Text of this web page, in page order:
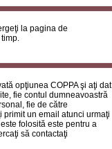
la pagina de
opţiunea COPPA şi aţi dat
fie contul dumneavoastră
fie de către
primit un email atunci urmaţi
folosită este pentru a
să contactaţi